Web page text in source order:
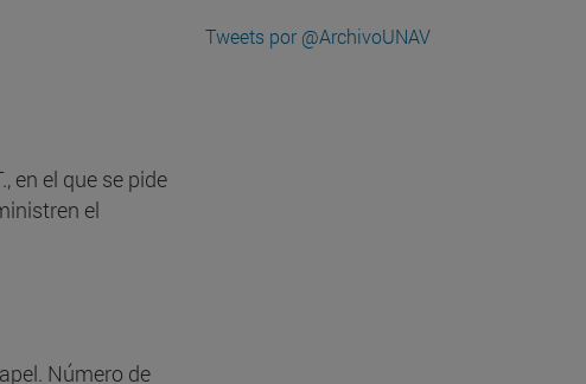
en el que se pide
el
Número de
Tweets por @ArchivoUNAV